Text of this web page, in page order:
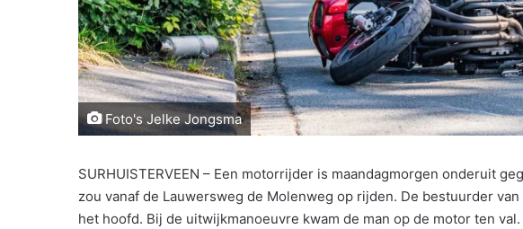
Foto's Jelke Jongsma
SURHUISTERVEEN – Een motorrijder is maandagmorgen onderuit
zou vanaf de Lauwersweg de Molenweg op rijden. De bestuurder
het hoofd. Bij de uitwijkmanoeuvre kwam de man op de motor ten val.